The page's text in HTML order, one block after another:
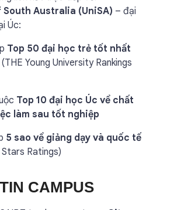
Australia (UniSA) – đại
Úc:
Top 50 đại học trẻ tốt nhất
(THE Young University Rankings
Top 10 đại học Úc về chất
làm sau tốt nghiệp
5 sao về giảng dạy và quốc tế
Stars Ratings)
CAMPUS